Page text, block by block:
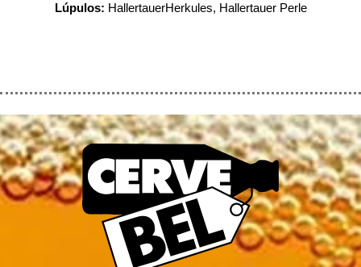
Lúpulos: HallertauerHerkules, Hallertauer Perle